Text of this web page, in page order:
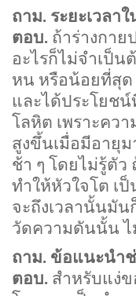
ถาม. ระยะเวลา
ตอบ. ถ้าร่างกา
อะไรก็ไม่จำเป็น
หน หรือน้อยที่สุด
และได้ประโยช
โลหิต เพราะคว
สูงขึ้นเมื่อมีอายุม
ช้า ๆ โดยไม่รู้ตัว
ทำให้หัวใจโต เ
จะถึงเวลานั้นมัน
วัดความดันนั้น ไ
ถาม. ข้อแนะนำ
ตอบ. สำหรับแง่